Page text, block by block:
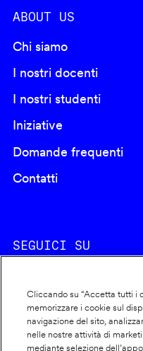
ABOUT US
Chi siamo
I nostri docenti
I nostri studenti
Iniziative
Domande frequenti
Contatti
SEGUICI SU
Cookie policy
Cliccando su “Accetta tutti i
memorizzare i cookie sul
navigazione del sito,
nelle nostre attività di
mediante selezione